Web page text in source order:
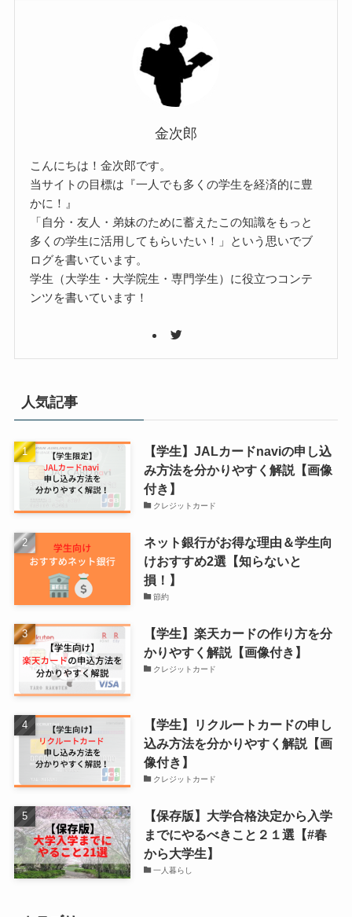
金次郎
こんにちは！金次郎です。
当サイトの目標は『一人でも多くの学生を経済的に豊
かに！』
「自分・友人・弟妹のために蓄えたこの知識をもっと
多くの学生に活用してもらいたい！」という思いでブ
ログを書いています。
学生（大学生・大学院生・専門学生）に役立つコンテ
ンツを書いています！
人気記事
【学生】JALカードnaviの申し込
み方法を分かりやすく解説【画像
付き】
クレジットカード
ネット銀行がお得な理由＆学生向
けおすすめ2選【知らないと
損！】
節約
【学生】楽天カードの作り方を分
かりやすく解説【画像付き】
クレジットカード
【学生】リクルートカードの申し
込み方法を分かりやすく解説【画
像付き】
クレジットカード
【保存版】大学合格決定から入学
までにやるべきこと２１選【#春
から大学生】
一人暮らし